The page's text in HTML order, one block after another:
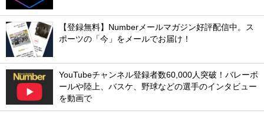
【登録無料】Numberメールマガジン好評配信中。ス
ポーツの「今」をメールでお届け！
YouTubeチャンネル登録者数60,000人突破！バレーボ
ールや陸上、バスケ、野球などの選手のインタビュー
を動画で